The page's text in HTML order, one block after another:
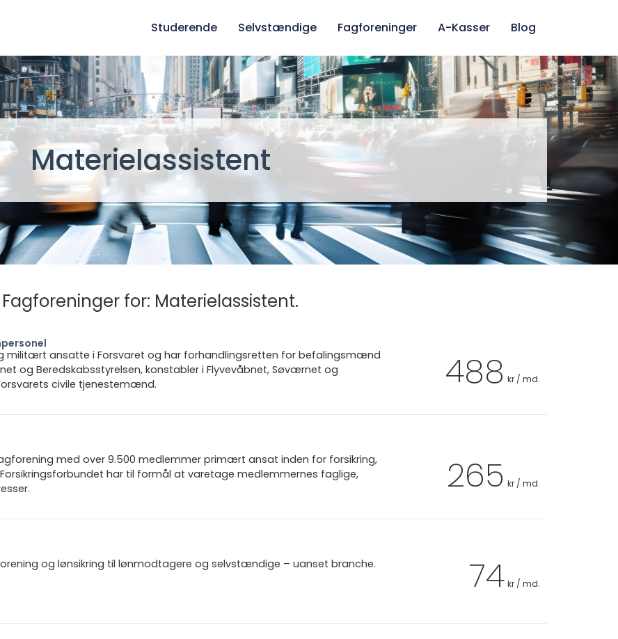
Studerende Selvstændige Fagforeninger A-Kasser Blog
Materielassistent
Fagforeninger for: Materielassistent.
militært ansatte i Forsvaret og har forhandlingsretten for befalingsmænd
og Beredskabsstyrelsen, konstabler i Flyvevåbnet, Søværnet og
civile tjenestemænd.
488 kr / md.
med over 9.500 medlemmer primært ansat inden for forsikring,
har til formål at varetage medlemmernes faglige,
265 kr / md.
og lønsikring til lønmodtagere og selvstændige – uanset branche.
74 kr / md.